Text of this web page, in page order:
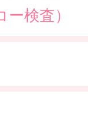
検査）